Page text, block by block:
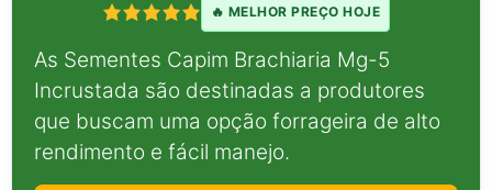
🔥 MELHOR PREÇO HOJE
As Sementes Capim Brachiaria Mg-5
Incrustada são destinadas a produtores
que buscam uma opção forrageira de alto
rendimento e fácil manejo.